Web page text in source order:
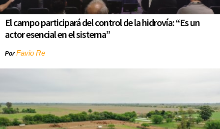
El campo participará del control de la hidrovía: “Es un
actor esencial en el sistema”
PorFavio Re